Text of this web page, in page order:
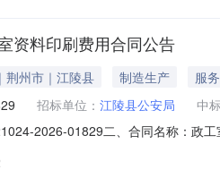
资料印刷费用合同公告
荆州市｜江陵县 制造生产
服务
招标单位： 江陵县公安局
中
2026-01829二、合同名称：政
同主要信息1、主要标的名称：政